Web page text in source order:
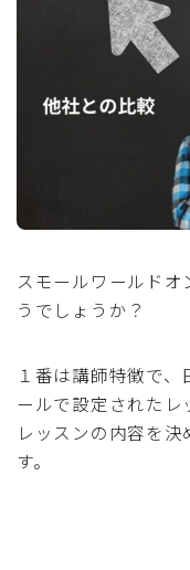
スモールワールド
うでしょうか？
１番は講師特徴で
ールで設定された
レッスンの内容を
す。